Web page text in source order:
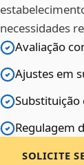
necessidades
Avaliação
Ajustes em
Substituição
Regulagem
SOLICITE